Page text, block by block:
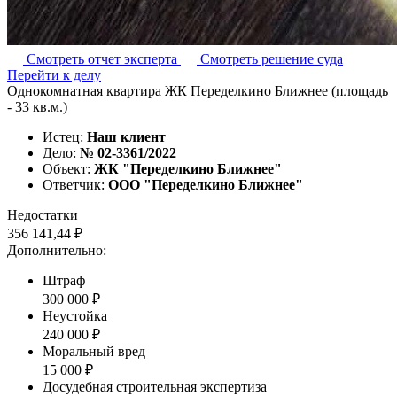
Смотреть отчет эксперта
Смотреть решение суда
Перейти к делу
Однокомнатная квартира ЖК Переделкино Ближнее (площадь
- 33 кв.м.)
Истец: Наш клиент
Дело: № 02-3361/2022
Объект: ЖК "Переделкино Ближнее"
Ответчик: ООО "Переделкино Ближнее"
Недостатки
356 141,44 ₽
Дополнительно:
Штраф
300 000 ₽
Неустойка
240 000 ₽
Моральный вред
15 000 ₽
Досудебная строительная экспертиза